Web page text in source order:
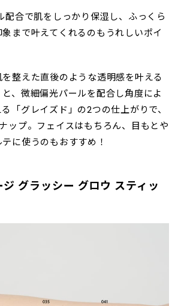
配合で肌をしっかり保湿し、ふっくら
まで叶えてくれるのもうれしいポイ
整えた直後のような透明感を叶える
と、微細偏光パールを配合し角度によ
「グレイズド」の2つの仕上がりで、
ップ。フェイスはもちろん、目もとや
に使うのもおすすめ！
グラッシー グロウ スティッ